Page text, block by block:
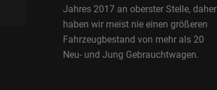
Jahres 2017 an oberster Stelle, daher
haben wir meist nie einen größeren
Fahrzeugbestand von mehr als 20
Neu- und Jung Gebrauchtwagen.